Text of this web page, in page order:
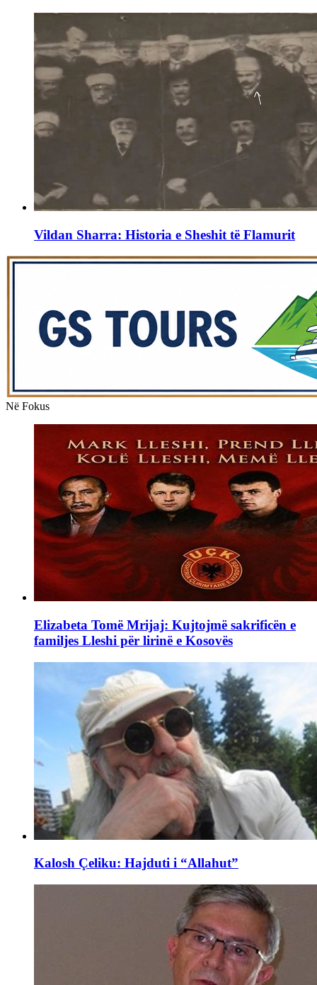
Vildan Sharra: Historia e Sheshit të Flamurit
Në Fokus
Elizabeta Tomë Mrijaj: Kujtojmë sakrificën e
familjes Lleshi për lirinë e Kosovës
Kalosh Çeliku: Hajduti i “Allahut”